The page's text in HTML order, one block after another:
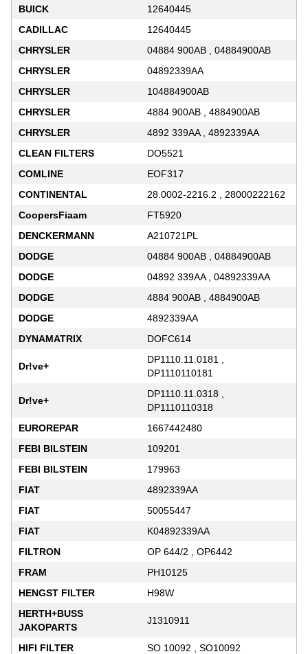
BUICK
12640445
CADILLAC
12640445
CHRYSLER
04884 900AB , 04884900AB
CHRYSLER
04892339AA
CHRYSLER
104884900AB
CHRYSLER
4884 900AB , 4884900AB
CHRYSLER
4892 339AA , 4892339AA
CLEAN FILTERS
DO5521
COMLINE
EOF317
CONTINENTAL
28.0002-2216.2 , 28000222162
CoopersFiaam
FT5920
DENCKERMANN
A210721PL
DODGE
04884 900AB , 04884900AB
DODGE
04892 339AA , 04892339AA
DODGE
4884 900AB , 4884900AB
DODGE
4892339AA
DYNAMATRIX
DOFC614
Dr!ve+
DP1110.11.0181 ,
DP1110110181
Dr!ve+
DP1110.11.0318 ,
DP1110110318
EUROREPAR
1667442480
FEBI BILSTEIN
109201
FEBI BILSTEIN
179963
FIAT
4892339AA
FIAT
50055447
FIAT
K04892339AA
FILTRON
OP 644/2 , OP6442
FRAM
PH10125
HENGST FILTER
H98W
HERTH+BUSS
JAKOPARTS
J1310911
HIFI FILTER
SO 10092 , SO10092